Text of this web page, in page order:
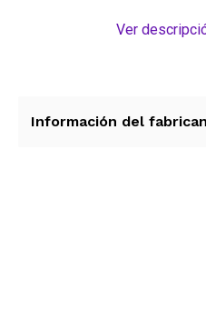
incluye el mazo de cables
rendimiento sonoro
Ver
Información del